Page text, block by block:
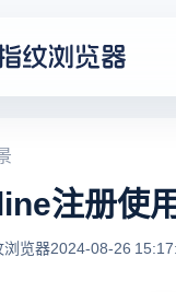
注册使
览器2024-08-26